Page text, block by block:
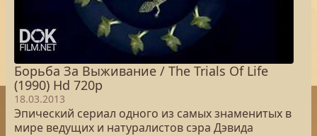
Борьба За Выживание / The Trials Of Life
(1990) Hd 720p
18.03.2013
Эпический сериал одного из самых знаменитых в
мире ведущих и натуралистов сэра Дэвида